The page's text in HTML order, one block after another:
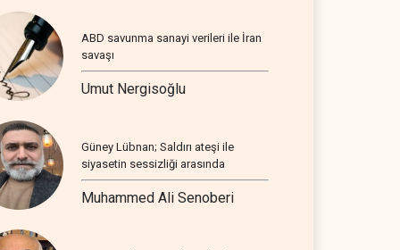
ABD savunma sanayi verileri ile İran
savaşı
Umut Nergisoğlu
Güney Lübnan; Saldırı ateşi ile
siyasetin sessizliği arasında
Muhammed Ali Senoberi